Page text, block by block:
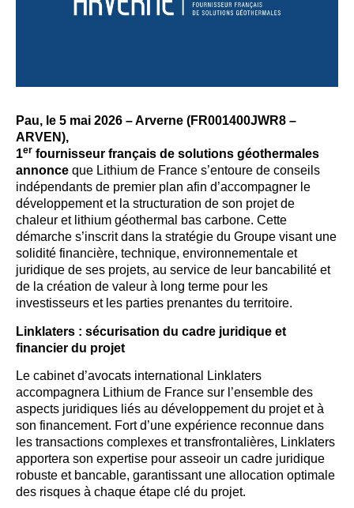
Pau, le 5 mai 2026 – Arverne (FR001400JWR8 –
ARVEN),
1er fournisseur français de solutions géothermales
annonce que Lithium de France s’entoure de conseils
indépendants de premier plan afin d’accompagner le
développement et la structuration de son projet de
chaleur et lithium géothermal bas carbone. Cette
démarche s’inscrit dans la stratégie du Groupe visant une
solidité financière, technique, environnementale et
juridique de ses projets, au service de leur bancabilité et
de la création de valeur à long terme pour les
investisseurs et les parties prenantes du territoire.
Linklaters : sécurisation du cadre juridique et
financier du projet
Le cabinet d’avocats international Linklaters
accompagnera Lithium de France sur l’ensemble des
aspects juridiques liés au développement du projet et à
son financement. Fort d’une expérience reconnue dans
les transactions complexes et transfrontalières, Linklaters
apportera son expertise pour asseoir un cadre juridique
robuste et bancable, garantissant une allocation optimale
des risques à chaque étape clé du projet.